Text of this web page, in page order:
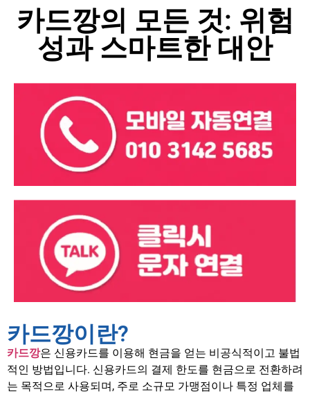
카드깡의 모든 것: 위험
성과 스마트한 대안
카드깡이란?
카드깡은 신용카드를 이용해 현금을 얻는 비공식적이고 불법
적인 방법입니다. 신용카드의 결제 한도를 현금으로 전환하려
는 목적으로 사용되며, 주로 소규모 가맹점이나 특정 업체를